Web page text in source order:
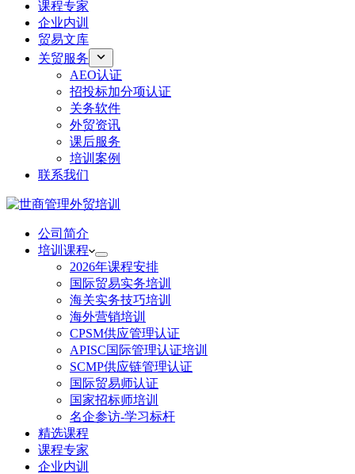
课程专家
企业内训
贸易文库
关贸服务
AEO认证
招投标加分项认证
关务软件
外贸资讯
课后服务
培训案例
联系我们
公司简介
培训课程
2026年课程安排
国际贸易实务培训
海关实务技巧培训
海外营销培训
CPSM供应管理认证
APISC国际管理认证培训
SCMP供应链管理认证
国际贸易师认证
国家招标师培训
名企参访-学习标杆
精选课程
课程专家
企业内训